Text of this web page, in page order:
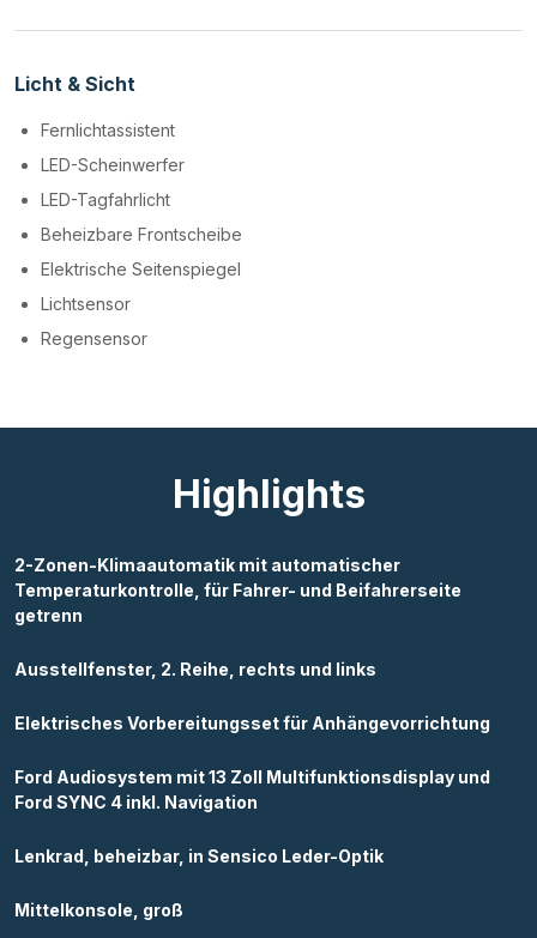
Licht & Sicht
Fernlichtassistent
LED-Scheinwerfer
LED-Tagfahrlicht
Beheizbare Frontscheibe
Elektrische Seitenspiegel
Lichtsensor
Regensensor
Highlights
2-Zonen-Klimaautomatik mit automatischer
Temperaturkontrolle, für Fahrer- und Beifahrerseite
getrenn
Ausstellfenster, 2. Reihe, rechts und links
Elektrisches Vorbereitungsset für Anhängevorrichtung
Ford Audiosystem mit 13 Zoll Multifunktionsdisplay und
Ford SYNC 4 inkl. Navigation
Lenkrad, beheizbar, in Sensico Leder-Optik
Mittelkonsole, groß